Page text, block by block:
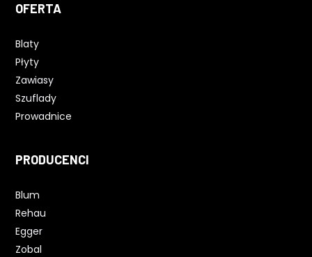
OFERTA
Blaty
Płyty
Zawiasy
Szuflady
Prowadnice
PRODUCENCI
Blum
Rehau
Egger
Zobal